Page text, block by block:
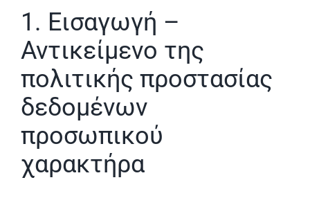
Επικοινωνία
1. Εισαγωγή –
Αντικείμενο της
πολιτικής προστασίας
δεδομένων
προσωπικού
χαρακτήρα